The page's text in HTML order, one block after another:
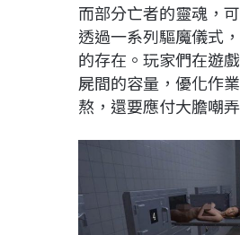
而部分亡者的靈魂，
透過一系列驅魔儀式
的存在。玩家們在遊
屍間的容量，優化作
熬，還要應付大膽嘲